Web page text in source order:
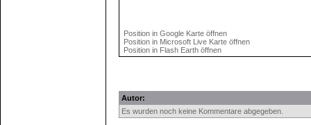
Position in Google Karte öffnen
Position in Microsoft Live Karte öffnen
Position in Flash Earth öffnen
Autor:
Es wurden noch keine Kommentare abgegeben.